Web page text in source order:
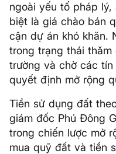
ngoài yếu tố pháp lý,
biệt là giá chào bán
cận dự án khó khăn.
trong trạng thái
trường và chờ các
quyết định mở rộng
Tiền sử dụng đất
giám đốc Phú Đông
trong chiến lược mở
mua quỹ đất và tiền